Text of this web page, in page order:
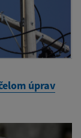
úprav